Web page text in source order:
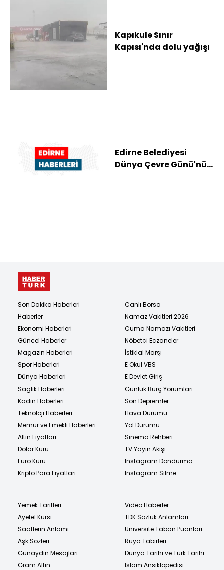
Kapıkule Sınır
Kapısı'nda dolu yağışı
Edirne Belediyesi
Dünya Çevre Günü'nü
Son Dakika Haberleri
Haberler
Ekonomi Haberleri
Güncel Haberler
Magazin Haberleri
Spor Haberleri
Dünya Haberleri
Sağlık Haberleri
Kadın Haberleri
Teknoloji Haberleri
Memur ve Emekli Haberleri
Altın Fiyatları
Dolar Kuru
Euro Kuru
Kripto Para Fiyatları
Canlı Borsa
Namaz Vakitleri 2026
Cuma Namazı Vakitleri
Nöbetçi Eczaneler
İstiklal Marşı
E Okul VBS
E Devlet Giriş
Günlük Burç Yorumları
Son Depremler
Hava Durumu
Yol Durumu
Sinema Rehberi
TV Yayın Akışı
Instagram Dondurma
Instagram Silme
Yemek Tarifleri
Ayetel Kürsi
Saatlerin Anlamı
Aşk Sözleri
Günaydın Mesajları
Gram Altın
Video Haberler
TDK Sözlük Anlamları
Üniversite Taban Puanları
Rüya Tabirleri
Dünya Tarihi ve Türk Tarihi
İslam Ansiklopedisi